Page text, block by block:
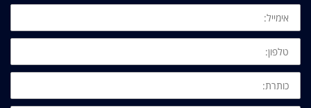
אימייל:
טלפון:
כותרת: